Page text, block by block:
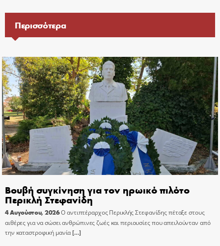
Περισσότερα
Βουβή συγκίνηση για τον ηρωικό πιλότο
Περικλή Στεφανίδη
4 Αυγούστου, 2026Ο αντιπτέραρχος Περικλής Στεφανίδης πέταξε στους
αιθέρες για να σώσει ανθρώπινες ζωές και περιουσίες που απειλούνταν από
την καταστροφική μανία[…]